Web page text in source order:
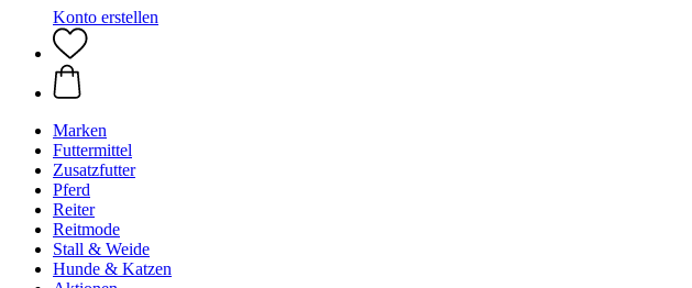
Konto erstellen
Marken
Futtermittel
Zusatzfutter
Pferd
Reiter
Reitmode
Stall & Weide
Hunde & Katzen